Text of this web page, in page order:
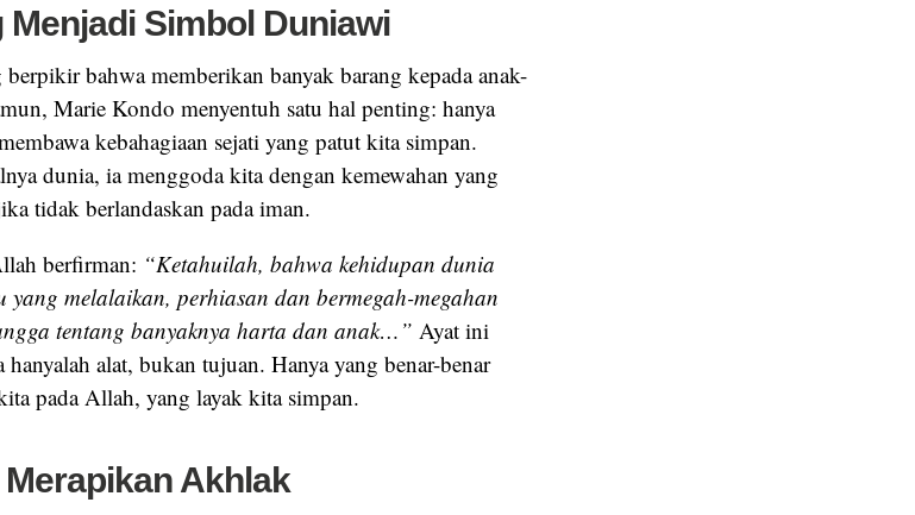
Simbol Duniawi
berpikir bahwa memberikan banyak barang kepada anak-
Marie Kondo menyentuh satu hal penting: hanya
kebahagiaan sejati yang patut kita simpan.
dunia, ia menggoda kita dengan kemewahan yang
tidak berlandaskan pada iman.
berfirman: “Ketahuilah, bahwa kehidupan dunia
melalaikan, perhiasan dan bermegah-megahan
tentang banyaknya harta dan anak…” Ayat ini
alat, bukan tujuan. Hanya yang benar-benar
pada Allah, yang layak kita simpan.
Akhlak